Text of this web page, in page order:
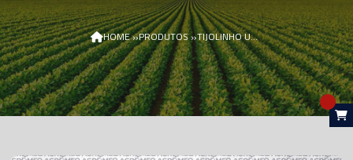
HOME»PRODUTOS» TIJOLINHO UHMW N314367/AGR